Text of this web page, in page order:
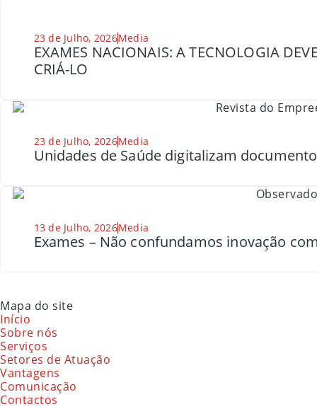
23 de Julho, 2026Media
EXAMES NACIONAIS: A TECNOLOGIA
CRIÁ-LO
23 de Julho, 2026Media
Unidades de Saúde digitalizam
13 de Julho, 2026Media
Exames – Não confundamos inovação
Mapa do site
Início
Sobre nós
Serviços
Setores de Atuação
Vantagens
Comunicação
Contactos